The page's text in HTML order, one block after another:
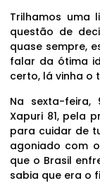
Trilhamos uma
questão de
quase sempre,
falar da ótima
certo, lá vinha o
Na sexta-feira,
Xapuri 81, pela
para cuidar de
agoniado com
que o Brasil
sabia que era o